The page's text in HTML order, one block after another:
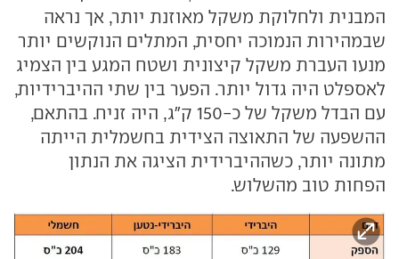
המבנית ולחלוקת משקל מאוזנת יותר, אך נראה
שבמהירות הנמוכה יחסית, המתלים הנוקשים יותר
מנעו העברת משקל קיצונית ושטח המגע בין הצמיג
לאספלט היה גדול יותר. הפער בין שתי ההיברידיות,
עם הבדל משקל של כ-150 ק"ג, היה זניח. בהתאם,
ההשפעה של התאוצה הצידית בחשמלית הייתה
מתונה יותר, כשההיברידית הציגה את הנתון
הפחות טוב מהשלוש.